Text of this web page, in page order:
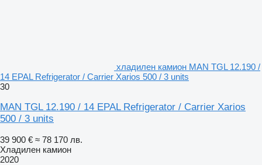
хладилен камион MAN TGL 12.190 /
14 EPAL Refrigerator / Carrier Xarios 500 / 3 units
30
MAN TGL 12.190 / 14 EPAL Refrigerator / Carrier Xarios
500 / 3 units
39 900 € ≈ 78 170 лв.
Хладилен камион
2020